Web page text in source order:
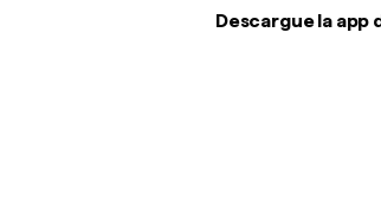
Descargue la app